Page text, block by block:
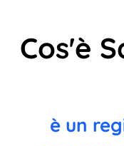
Cos'è
è un